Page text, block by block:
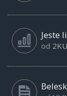
Jeste
od